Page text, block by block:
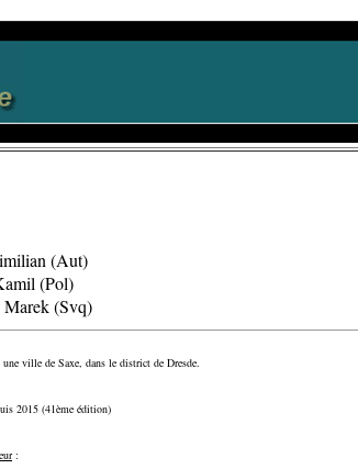
(Aut)
(Pol)
(Svq)
une ville de Saxe, dans le district de Dresde.
2015 (41ème édition)
: